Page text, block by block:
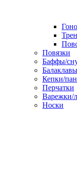
Повязки
Баффы/
Балаклавы
Кепки/
Перчатки
Варежки/
Носки